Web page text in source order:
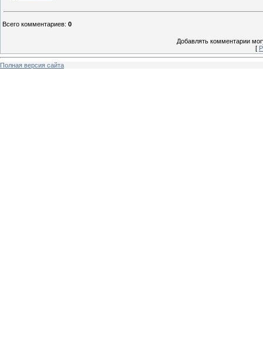
Всего комментариев: 0
Добавлять комментарии
[
Полная версия сайта